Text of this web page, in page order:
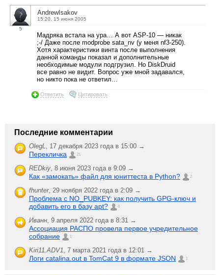
5
AndrewIsakov
15:20, 15 июня 2005
Мадряка встала на ура… А вот ASP-10 — никак
;-/ Даже после modprobe sata_nv (у меня nf3-250).
Хотя характеристики винта после выполнения
данной команды показал и дополнительные
необходимые модули подгрузил. Но DiskDruid
все равно не видит. Вопрос уже мной задавался,
но никто пока не ответил…
Ответить Цитировать
Последние комментарии
OlegL 17 декабря 2023 года в 15:00 →
Перекличка 21
REDkiy 8 июня 2023 года в 9:09 →
Как «замокать» файл для юниттеста в Python? 2
fhunter, 29 ноября 2022 года в 2:09 →
Проблема с NO_PUBKEY: как получить GPG-ключ и
добавить его в базу apt?
6
Иванн 9 апреля 2022 года в 8:31 →
Ассоциация РАСПО провела первое учредительное
собрание
1
Kiri11.ADV1 7 марта 2021 года в 12:01 →
Логи catalina.out в TomCat 9 в формате JSON 1